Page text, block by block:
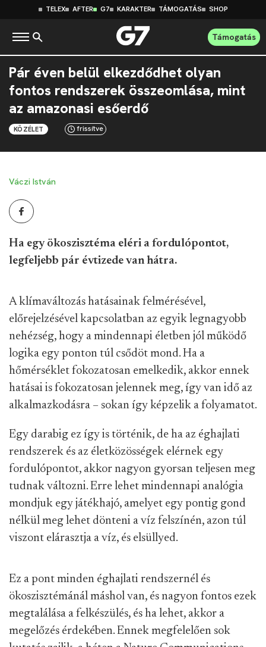
TELEX AFTER G7 KARAKTER TÁMOGATÁS SHOP
Támogatás
Pár éven belül elkezdődhet olyan
fontos rendszerek összeomlása, mint
az amazonasi esőerdő
KÖZÉLET frissítve
Váczi István
Ha egy ökoszisztéma eléri a fordulópontot,
legfeljebb pár évtizede van hátra.
A klímaváltozás hatásainak felmérésével,
előrejelzésével kapcsolatban az egyik legnagyobb
nehézség, hogy a mindennapi életben jól működő
logika egy ponton túl csődöt mond. Ha a
hőmérséklet fokozatosan emelkedik, akkor ennek
hatásai is fokozatosan jelennek meg, így van idő az
alkalmazkodásra – sokan így képzelik a folyamatot.
Egy darabig ez így is történik, de ha az éghajlati
rendszerek és az életközösségek elérnek egy
fordulópontot, akkor nagyon gyorsan teljesen meg
tudnak változni. Erre lehet mindennapi analógia
mondjuk egy játékhajó, amelyet egy pontig gond
nélkül meg lehet dönteni a víz felszínén, azon túl
viszont elárasztja a víz, és elsüllyed.
Ez a pont minden éghajlati rendszernél és
ökoszisztémánál máshol van, és nagyon fontos ezek
megtalálása a felkészülés, és ha lehet, akkor a
megelőzés érdekében. Ennek megfelelően sok